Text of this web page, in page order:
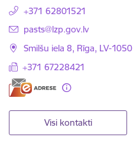
+371 62801521
E-pasts:
pasts@lzp.gov.lv
Smilšu iela 8, Rīga, LV-1050
+371 67228421
Visi kontakti